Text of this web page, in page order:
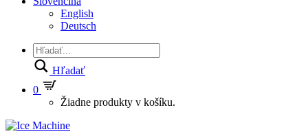
English
Deutsch
Hľadať
0
Žiadne produkty v košíku.